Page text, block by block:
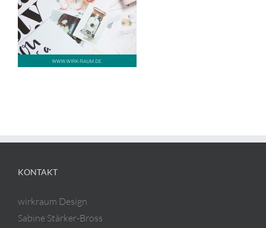
KONTAKT
wirkraum Design
Sabine Stärker-Bross